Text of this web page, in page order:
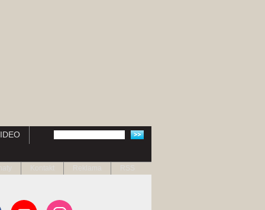
Kontakt Reklama RSS